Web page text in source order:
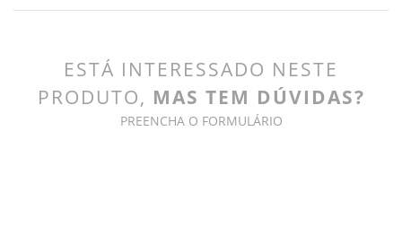
ESTÁ INTERESSADO NESTE
PRODUTO, MAS TEM DÚVIDAS?
PREENCHA O FORMULÁRIO